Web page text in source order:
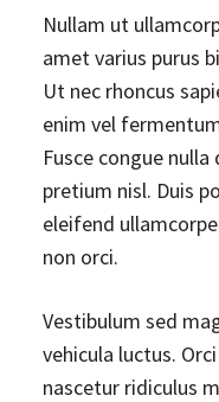
Nullam ut
amet varius purus
Ut nec rhoncus
enim vel
Fusce congue
pretium nisl. Duis
eleifend
non orci.
Vestibulum sed
vehicula luctus.
nascetur ridiculus